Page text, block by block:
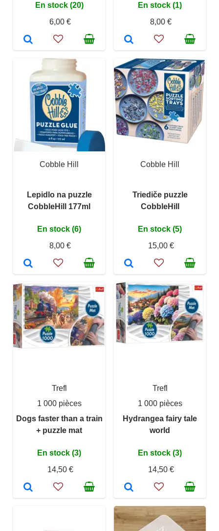
En stock (20)
6,00 €
En stock (1)
8,00 €
Cobble Hill
Lepidlo na puzzle
CobbleHill 177ml
En stock (6)
8,00 €
Cobble Hill
Triediče puzzle
CobbleHill
En stock (5)
15,00 €
Trefl
1 000 pièces
Dogs faster than a train
+ puzzle mat
En stock (3)
14,50 €
Trefl
1 000 pièces
Hydrangea fairy tale
world
En stock (3)
14,50 €